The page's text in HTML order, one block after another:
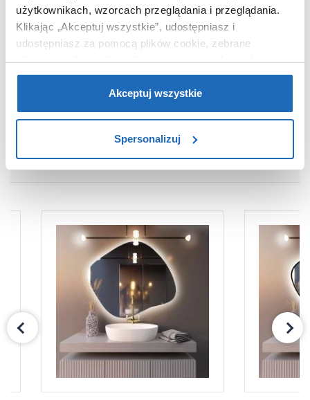
użytkownikach, wzorcach przeglądania i przeglądania.
Klikając „Akceptuj wszystkie”, udostępniasz i
udostępniasz za pomocą plików cookie, zebrane
informacje dla użytkowników zewnętrznych, a także nasi
partnerzy reklamowi.Jeśli chcesz, włącz „Tylko
wymagane pliki cookie”.Pamiętaj jednak, że
zablokowane niektóre pliki cookie mogą mieć wpływ na
uzyskać więcej informacji na temat plików cookie i tego,
dlaczego ich przepisy, przejdź do zakładu „Informacje o
plikach cookie”.
Akceptuj wszystkie
Spersonalizuj
Wymiary z
opakowaniem
100 x 9 x 100 cm
Waga z
9,50 kg